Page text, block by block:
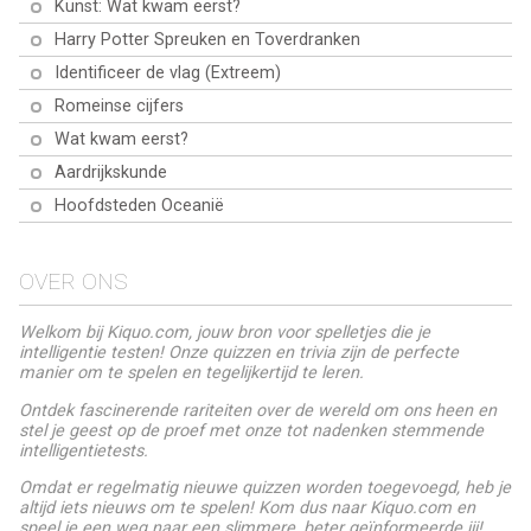
Kunst: Wat kwam eerst?
Harry Potter Spreuken en Toverdranken
Identificeer de vlag (Extreem)
Romeinse cijfers
Wat kwam eerst?
Aardrijkskunde
Hoofdsteden Oceanië
OVER ONS
Welkom bij Kiquo.com, jouw bron voor spelletjes die je
intelligentie testen! Onze quizzen en trivia zijn de perfecte
manier om te spelen en tegelijkertijd te leren.
Ontdek fascinerende rariteiten over de wereld om ons heen en
stel je geest op de proef met onze tot nadenken stemmende
intelligentietests.
Omdat er regelmatig nieuwe quizzen worden toegevoegd, heb je
altijd iets nieuws om te spelen! Kom dus naar Kiquo.com en